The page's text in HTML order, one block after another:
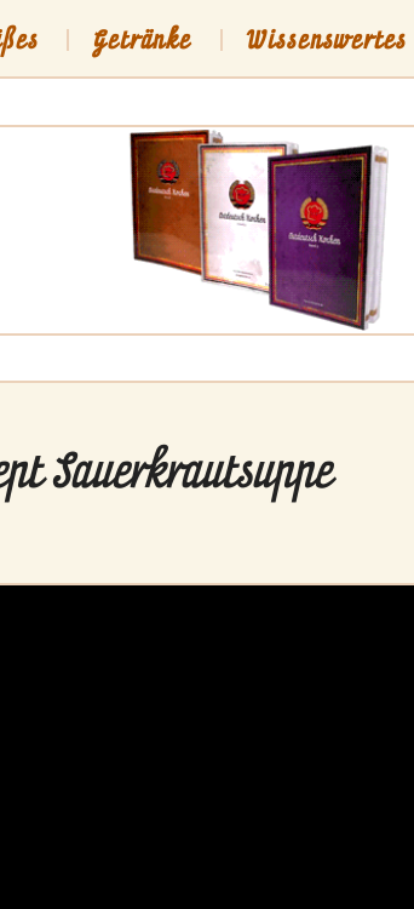
Getränke Wissenswertes
Sauerkrautsuppe